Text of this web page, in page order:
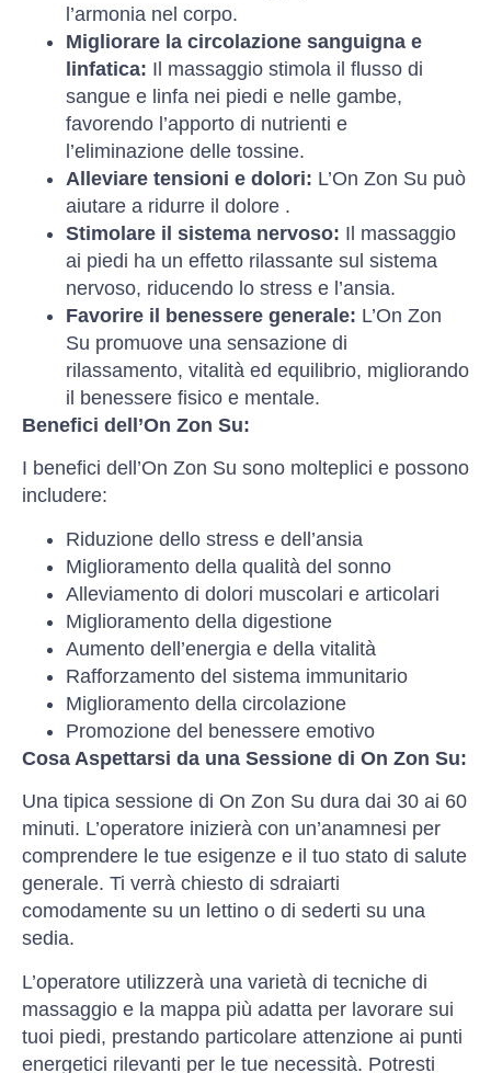
l’armonia nel corpo.
Migliorare la circolazione sanguigna e
linfatica: Il massaggio stimola il flusso di
sangue e linfa nei piedi e nelle gambe,
favorendo l’apporto di nutrienti e
l’eliminazione delle tossine.
Alleviare tensioni e dolori: L’On Zon Su può
aiutare a ridurre il dolore .
Stimolare il sistema nervoso: Il massaggio
ai piedi ha un effetto rilassante sul sistema
nervoso, riducendo lo stress e l’ansia.
Favorire il benessere generale: L’On Zon
Su promuove una sensazione di
rilassamento, vitalità ed equilibrio, migliorando
il benessere fisico e mentale.
Benefici dell’On Zon Su:
I benefici dell’On Zon Su sono molteplici e possono
includere:
Riduzione dello stress e dell’ansia
Miglioramento della qualità del sonno
Alleviamento di dolori muscolari e articolari
Miglioramento della digestione
Aumento dell’energia e della vitalità
Rafforzamento del sistema immunitario
Miglioramento della circolazione
Promozione del benessere emotivo
Cosa Aspettarsi da una Sessione di On Zon Su:
Una tipica sessione di On Zon Su dura dai 30 ai 60
minuti. L’operatore inizierà con un’anamnesi per
comprendere le tue esigenze e il tuo stato di salute
generale. Ti verrà chiesto di sdraiarti
comodamente su un lettino o di sederti su una
sedia.
L’operatore utilizzerà una varietà di tecniche di
massaggio e la mappa più adatta per lavorare sui
tuoi piedi, prestando particolare attenzione ai punti
energetici rilevanti per le tue necessità. Potresti